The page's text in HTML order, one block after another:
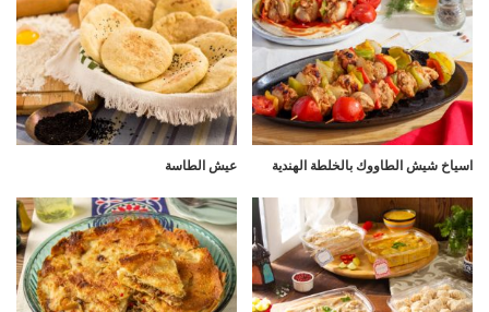
اسياخ شيش الطاووك بالخلطة الهندية عيش الطاسة